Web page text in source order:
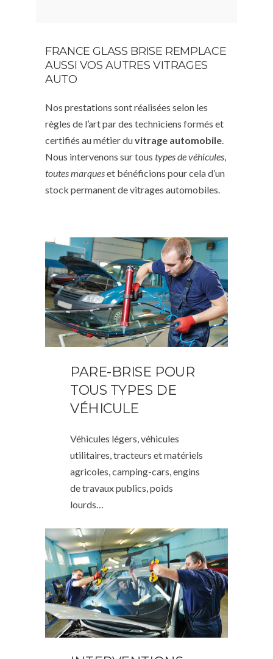
FRANCE GLASS BRISE REMPLACE
AUSSI VOS AUTRES VITRAGES
AUTO
Nos prestations sont réalisées selon les
règles de l’art par des techniciens formés et
certifiés au métier duvitrage automobile
Nous intervenons sur tous types de véhicules
toutes marqueset bénéficions pour cela d’un
stock permanent de vitrages automobiles.
PARE-BRISE POUR
TOUS TYPES DE
VÉHICULE
Véhicules légers, véhicules
utilitaires, tracteurs et matériels
agricoles, camping-cars, engins
de travaux publics, poids
lourds…